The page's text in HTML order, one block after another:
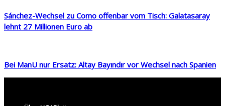
Sánchez-Wechsel zu Como offenbar vom Tisch: Galatasaray
lehnt 27 Millionen Euro ab
Bei ManU nur Ersatz: Altay Bayındır vor Wechsel nach Spanien